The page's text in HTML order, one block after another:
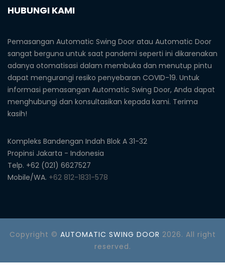
HUBUNGI KAMI
Pemasangan Automatic Swing Door atau Automatic Door
sangat berguna untuk saat pandemi seperti ini dikarenakan
adanya otomatisasi dalam membuka dan menutup pintu
dapat mengurangi resiko penyebaran COVID-19. Untuk
informasi pemasangan Automatic Swing Door, Anda dapat
menghubungi dan konsultasikan kepada kami. Terima
kasih!
Kompleks Bandengan Indah Blok A 31-32
Propinsi Jakarta - Indonesia
Telp. +62 (021) 6627527
Mobile/WA. +62 812-1831-578
Copyright © AUTOMATIC SWING DOOR 2026. All right
reserved.